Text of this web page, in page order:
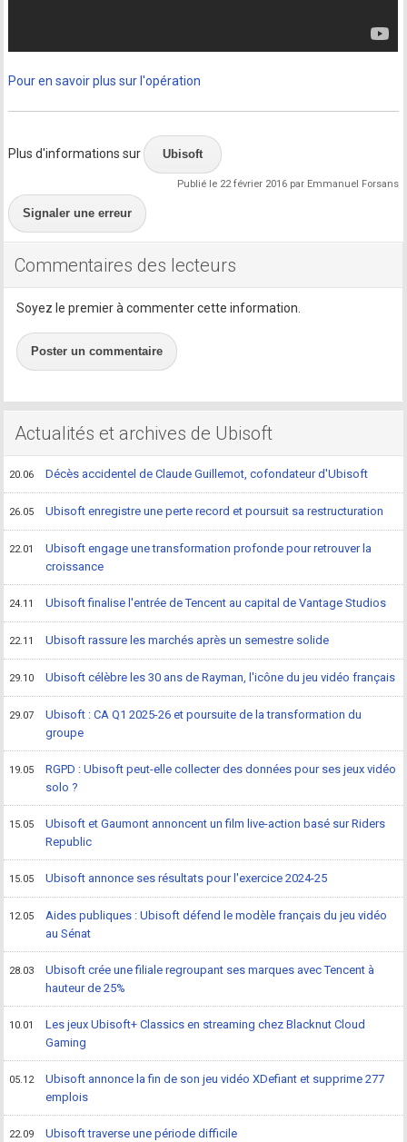
Pour en savoir plus sur l'opération
Plus d'informations sur Ubisoft
Publié le 22 février 2016 par Emmanuel Forsans
Signaler une erreur
Commentaires des lecteurs
Soyez le premier à commenter cette information.
Poster un commentaire
Actualités et archives de Ubisoft
20.06 Décès accidentel de Claude Guillemot, cofondateur d'Ubisoft
26.05 Ubisoft enregistre une perte record et poursuit sa restructuration
22.01
Ubisoft engage une transformation profonde pour retrouver la
croissance
24.11 Ubisoft finalise l'entrée de Tencent au capital de Vantage Studios
22.11 Ubisoft rassure les marchés après un semestre solide
29.10 Ubisoft célèbre les 30 ans de Rayman, l'icône du jeu vidéo français
29.07
Ubisoft : CA Q1 2025-26 et poursuite de la transformation du
groupe
19.05
RGPD : Ubisoft peut-elle collecter des données pour ses jeux vidéo
solo ?
15.05
Ubisoft et Gaumont annoncent un film live-action basé sur Riders
Republic
15.05 Ubisoft annonce ses résultats pour l'exercice 2024-25
12.05
Aides publiques : Ubisoft défend le modèle français du jeu vidéo
au Sénat
28.03
Ubisoft crée une filiale regroupant ses marques avec Tencent à
hauteur de 25%
10.01
Les jeux Ubisoft+ Classics en streaming chez Blacknut Cloud
Gaming
05.12
Ubisoft annonce la fin de son jeu vidéo XDefiant et supprime 277
emplois
22.09 Ubisoft traverse une période difficile